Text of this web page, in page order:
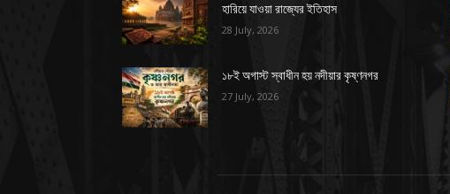
হারিয়ে যাওয়া রাজ্যের ইতিহাস
28 July, 2026
১৮ই অগাস্ট স্বাধীন হয় নদীয়ার কৃষ্ণনগর
27 July, 2026